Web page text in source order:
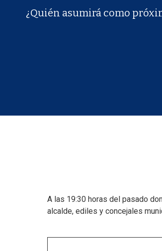
¿Quién asumirá como
A las 19:30 horas del pasado
alcalde, ediles y concejales